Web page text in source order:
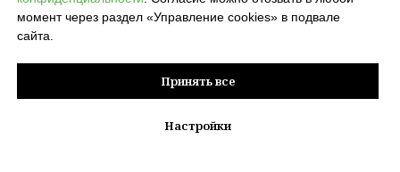
© 2026 POLZA pro
момент через раздел «Управление cookies» в подвале
сайта.
Принять все
Настройки